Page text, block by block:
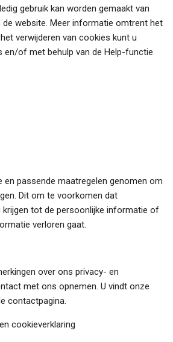
gebruik kan worden gemaakt van
de website. Meer informatie omtrent het
verwijderen van cookies kunt u
en/of met behulp van de Help-functie
en passende maatregelen genomen om
Dit om te voorkomen dat
krijgen tot de persoonlijke informatie of
verloren gaat.
over ons privacy- en
met ons opnemen. U vindt onze
contactpagina.
cookieverklaring